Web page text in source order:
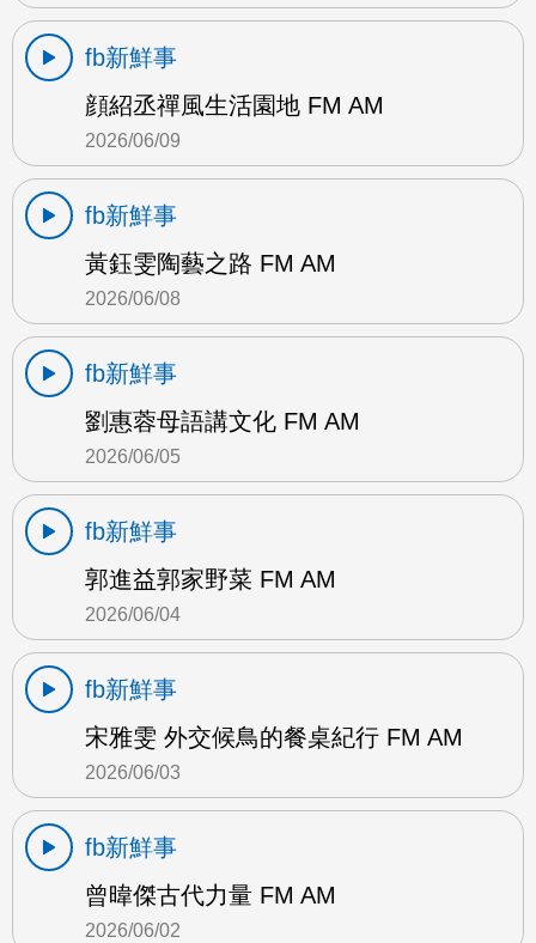
fb新鮮事
顔紹丞禪風生活園地 FM AM
2026/06/09
fb新鮮事
黃鈺雯陶藝之路 FM AM
2026/06/08
fb新鮮事
劉惠蓉母語講文化 FM AM
2026/06/05
fb新鮮事
郭進益郭家野菜 FM AM
2026/06/04
fb新鮮事
宋雅雯 外交候鳥的餐桌紀行 FM AM
2026/06/03
fb新鮮事
曾暐傑古代力量 FM AM
2026/06/02